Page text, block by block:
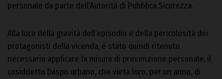
personale da parte dell’Autorità di Pubblica Sicurezza.
Alla luce della gravità dell’episodio e della pericolosità dei
protagonisti della vicenda, è stato quindi ritenuto
necessario applicare la misura di prevenzione personale, il
cosiddetto Daspo urbano, che vieta loro, per un anno, di